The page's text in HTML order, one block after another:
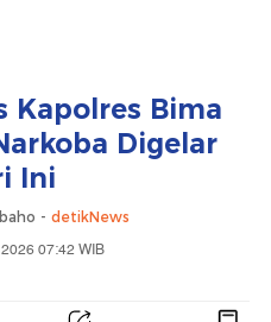
Kapolres Bima
Digelar
Ini
- detikNews
07:42 WIB